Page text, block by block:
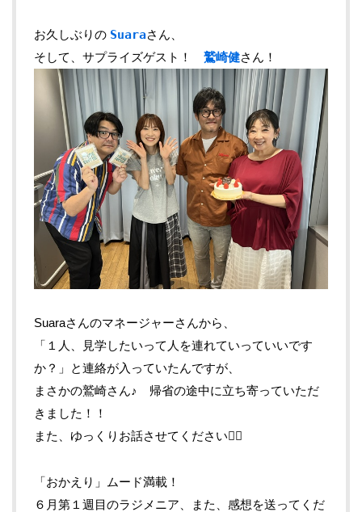
お久しぶりの Suaraさん、
そして、サプライズゲスト！ 鷲崎健さん！
Suaraさんのマネージャーさんから、
「１人、見学したいって人を連れていっていいです
か？」と連絡が入っていたんですが、
まさかの鷲崎さん♪ 帰省の途中に立ち寄っていただ
きました！！
また、ゆっくりお話させてください🙇‍♂️
「おかえり」ムード満載！
６月第１週目のラジメニア、また、感想を送ってくだ